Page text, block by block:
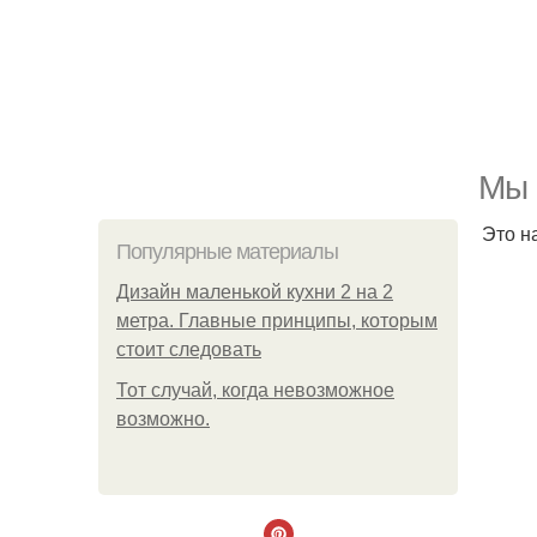
Мы
Популярные материалы
Дизайн маленькой кухни 2 на 2
метра. Главные принципы, которым
стоит следовать
Тот случай, когда невозможное
возможно.
Это